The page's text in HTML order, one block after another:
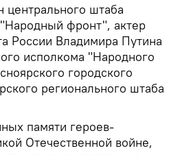
центрального штаба
фронт", актер
России Владимира Путина
исполкома "Народного
городского
регионального штаба
памяти героев-
Отечественной войне,